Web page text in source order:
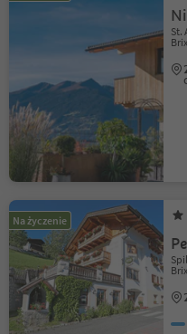
St.
Na życzenie